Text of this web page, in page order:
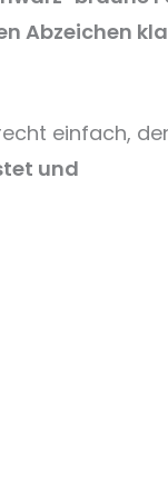
Abzeichen
einfach,
und